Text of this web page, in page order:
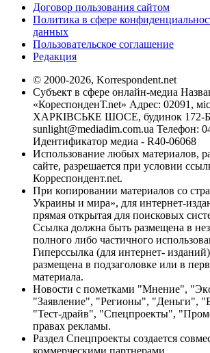
Договор пользования сайтом
Политика в сфере
данных
Пользовательское соглашение
Редакция
© 2000-2026, Korrespondent.net
Субъект в сфере онлайн-медиа
«КореспонденТ.net» Адрес: 02091,
ХАРКІВСЬКЕ ШОСЕ, будинок 172-Б,
sunlight@mediadim.com.ua Телефон:
Идентификатор медиа - R40-06068
Использование любых материалов,
сайте, разрешается при условии
Корреспондент.net.
При копировании материалов со
Украины и мира», для интернет-
прямая открытая для поисковых
Ссылка должна быть размещена в
полного либо частичного
Гиперссылка (для интернет-
размещена в подзаголовке или в
материала.
Новости с пометками "Мнение",
"Заявление", "Регионы", "Деньги",
"Тест-драйв", "Спецпроекты",
правах рекламы.
Раздел Спецпроекты создается
коммерческими партнерами.